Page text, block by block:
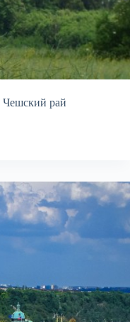
Чешский рай